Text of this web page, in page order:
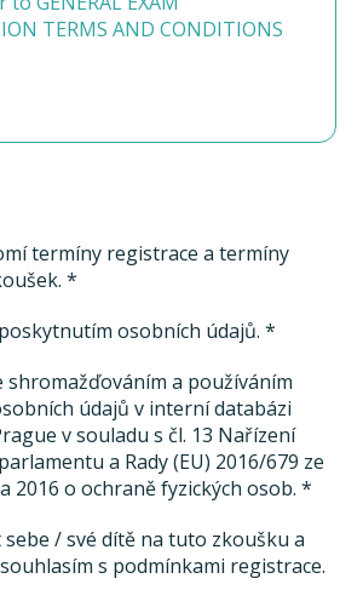
TERMS AND CONDITIONS
termíny registrace a termíny
*
osobních údajů. *
shromažďováním a používáním
údajů v interní databázi
v souladu s čl. 13 Nařízení
a Rady (EU) 2016/679 ze
2016 o ochraně fyzických osob. *
/ své dítě na tuto zkoušku a
s podmínkami registrace.